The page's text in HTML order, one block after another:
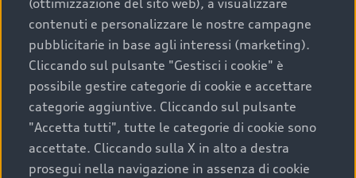
un’auto usata Audi
Scegliere un’auto usata è una decisione che coniuga
convenienza, affidabilità e sostenibilità. Per fare un
acquisto sicuro, è essenziale considerare aspetti
determinanti come la garanzia inclusa e l’affidabilità del
marchio. Audi offre l’auto usata perfetta tramite Audi
Prima Scelta :plus
(ottimizzazione del sito web), a visualizzare
contenuti e personalizzare le nostre campagne
pubblicitarie in base agli interessi (marketing).
Cliccando sul pulsante "Gestisci i cookie" è
possibile gestire categorie di cookie e accettare
categorie aggiuntive. Cliccando sul pulsante
"Accetta tutti", tutte le categorie di cookie sono
accettate. Cliccando sulla X in alto a destra
prosegui nella navigazione in assenza di cookie